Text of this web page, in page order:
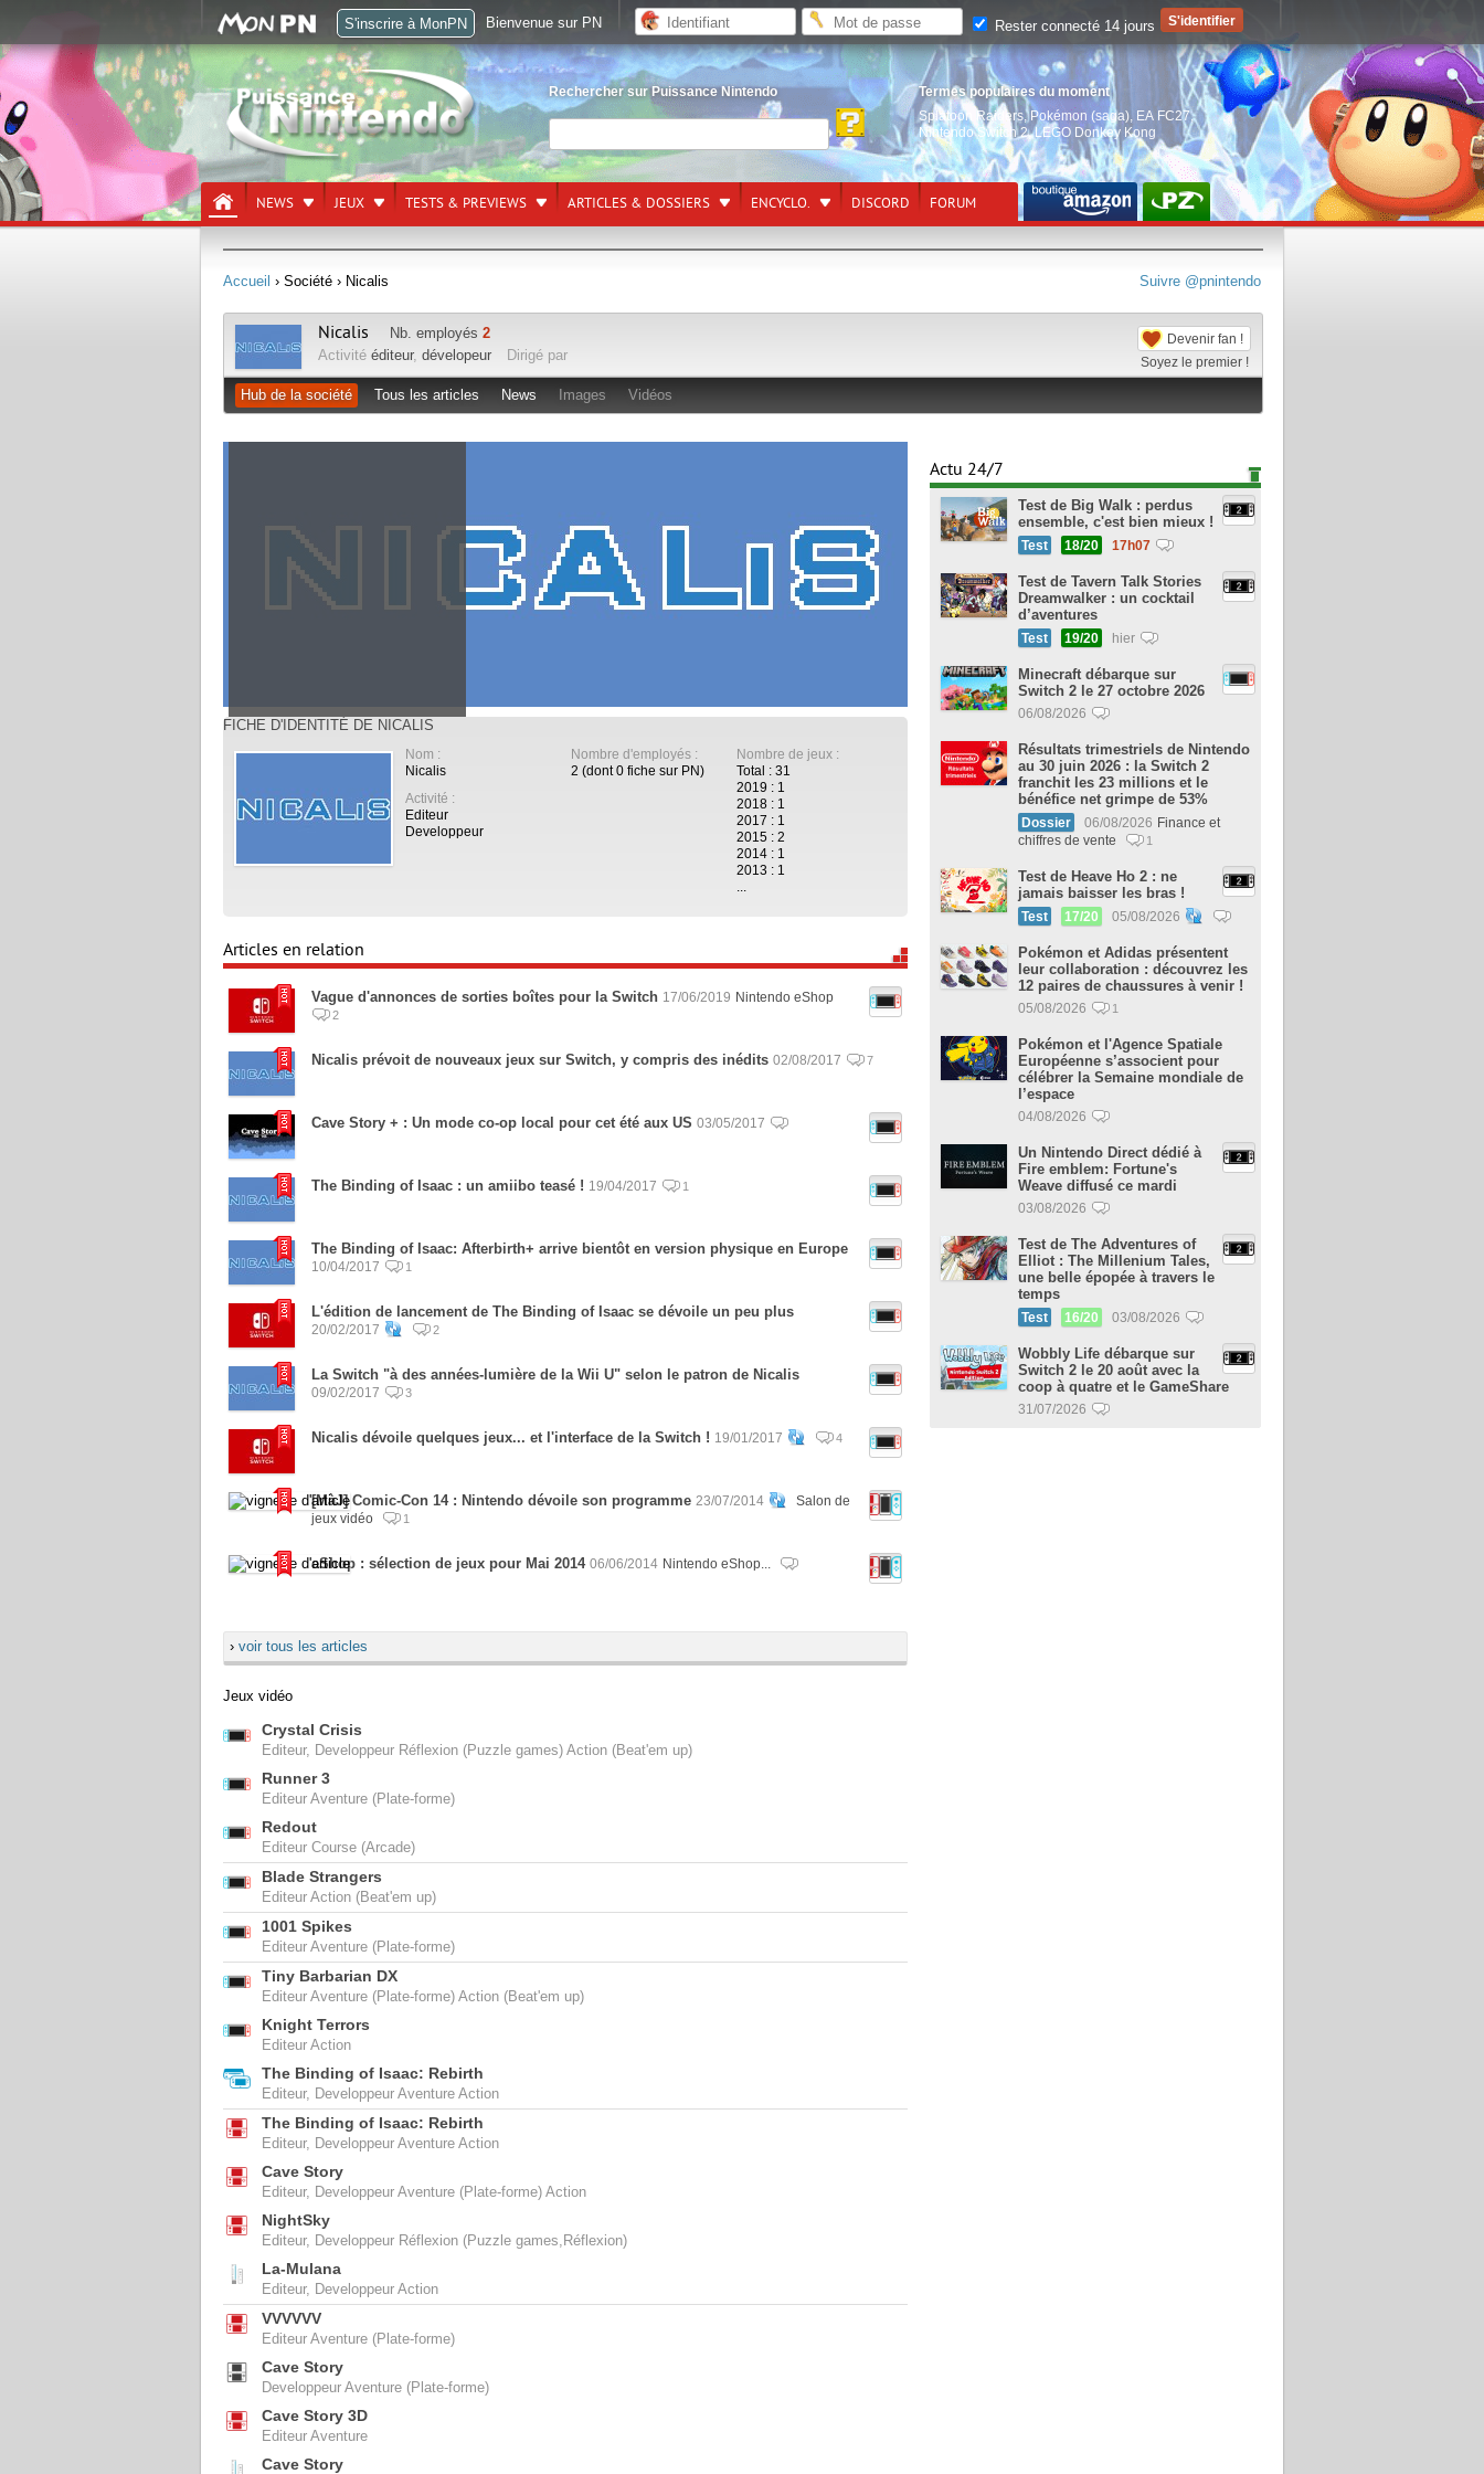
Rechercher sur Puissance Nintendo
Termes populaires du moment
Splatoon Raiders, Pokémon (saga) EA FC27,
Nintendo Switch 2,LEGO Donkey Kong
NEWS JEUX TESTS & PREVIEWS ARTICLES & DOSSIERS ENCYCLO. DISCORD FORUM
Suivre @pnintendo
Accueil › Société › Nicalis
Devenir fan !
Soyez le premier !
Nicalis Nb. employés 2
Activité éditeur, dévelopeur Dirigé par
Hub de la société Tous les articles News Images Vidéos
FICHE D'IDENTITÉ DE NICALIS
Nom :
Nicalis
Activité :
Editeur
Developpeur
Nombre d'employés :
2 (dont 0 fiche sur PN)
Nombre de jeux :
Total : 31
2019 : 1
2018 : 1
2017 : 1
2015 : 2
2014 : 1
2013 : 1
Articles en relation
Vague d'annonces de sorties boîtes pour la Switch 17/06/2019 Nintendo eShop
2
Nicalis prévoit de nouveaux jeux sur Switch, y compris des inédits 02/08/2017 7
Cave Story + : Un mode co-op local pour cet été aux US 03/05/2017
The Binding of Isaac : un amiibo teasé ! 19/04/2017 1
The Binding of Isaac: Afterbirth+ arrive bientôt en version physique en Europe
10/04/2017 1
L'édition de lancement de The Binding of Isaac se dévoile un peu plus
20/02/2017 2
La Switch "à des années-lumière de la Wii U" selon le patron de Nicalis
09/02/2017 3
Nicalis dévoile quelques jeux... et l'interface de la Switch ! 19/01/2017 4
[MàJ] Comic-Con 14 : Nintendo dévoile son programme 23/07/2014
Salon de
jeux vidéo
1
eShop : sélection de jeux pour Mai 2014 06/06/2014 Nintendo eShop...
› voir tous les articles
Jeux vidéo
Crystal Crisis
Editeur, Developpeur Réflexion (Puzzle games) Action (Beat'em up)
Runner 3
Editeur Aventure (Plate-forme)
Redout
Editeur Course (Arcade)
Blade Strangers
Editeur Action (Beat'em up)
1001 Spikes
Editeur Aventure (Plate-forme)
Tiny Barbarian DX
Editeur Aventure (Plate-forme) Action (Beat'em up)
Knight Terrors
Editeur Action
The Binding of Isaac: Rebirth
Editeur, Developpeur Aventure Action
The Binding of Isaac: Rebirth
Editeur, Developpeur Aventure Action
Cave Story
Editeur, Developpeur Aventure (Plate-forme) Action
NightSky
Editeur, Developpeur Réflexion (Puzzle games,Réflexion)
La-Mulana
Editeur, Developpeur Action
VVVVVV
Editeur Aventure (Plate-forme)
Cave Story
Developpeur Aventure (Plate-forme)
Cave Story 3D
Editeur Aventure
Cave Story
Actu 24/7
Test de Big Walk : perdus
ensemble, c'est bien mieux !
Test 18/20 17h07
Test de Tavern Talk Stories
Dreamwalker : un cocktail
d’aventures
Test 19/20 hier
Minecraft débarque sur
Switch 2 le 27 octobre 2026
06/08/2026
Résultats trimestriels de Nintendo
au 30 juin 2026 : la Switch 2
franchit les 23 millions et le
bénéfice net grimpe de 53%
Dossier 06/08/2026 Finance et
chiffres de vente
1
Test de Heave Ho 2 : ne
jamais baisser les bras !
Test 17/20 05/08/2026
Pokémon et Adidas présentent
leur collaboration : découvrez les
12 paires de chaussures à venir !
05/08/2026 1
Pokémon et l'Agence Spatiale
Européenne s’associent pour
célébrer la Semaine mondiale de
l’espace
04/08/2026
Un Nintendo Direct dédié à
Fire emblem: Fortune's
Weave diffusé ce mardi
03/08/2026
Test de The Adventures of
Elliot : The Millenium Tales,
une belle épopée à travers le
temps
Test 16/20 03/08/2026
Wobbly Life débarque sur
Switch 2 le 20 août avec la
coop à quatre et le GameShare
31/07/2026
S'inscrire à MonPN Bienvenue sur PN Rester connecté 14 jours